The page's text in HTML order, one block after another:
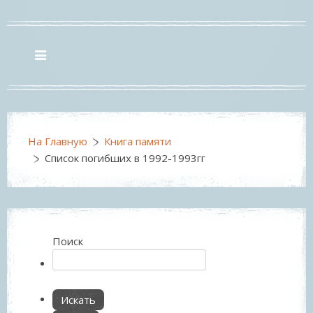
На Главную
Книга памяти
Список погибших в 1992-1993гг
Поиск